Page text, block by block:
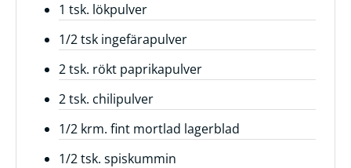
1 tsk. lökpulver
1/2 tsk ingefärapulver
2 tsk. rökt paprikapulver
2 tsk. chilipulver
1/2 krm. fint mortlad lagerblad
1/2 tsk. spiskummin